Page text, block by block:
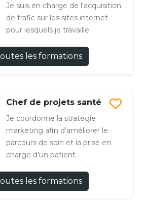
Je suis en charge de l'acquisition
de trafic sur les sites internet
pour lesquels je travaille
les formations
Chef de projets santé
Je coordonne la stratégie
marketing afin d’améliorer le
parcours de soin et la prise en
charge d’un patient.
les formations